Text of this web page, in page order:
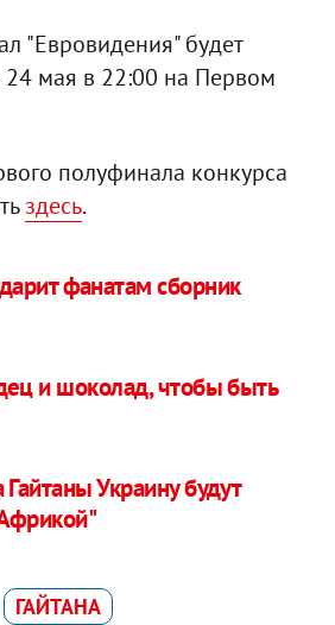
"Евровидения" будет
24 мая в 22:00 на Первом
полуфинала конкурса
здесь.
фанатам сборник
и шоколад, чтобы быть
Украину будут
ГАЙТАНА